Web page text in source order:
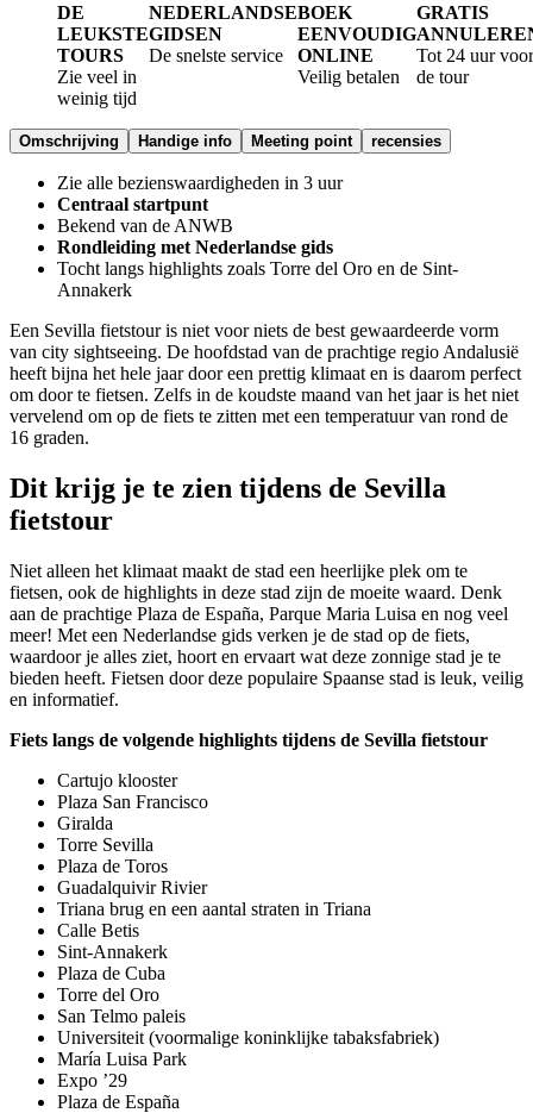
DE
LEUKSTE
TOURS
Zie veel in
weinig tijd
NEDERLANDSE
GIDSEN
De snelste service
BOEK
EENVOUDIG
ONLINE
Veilig betalen
GRATIS
Tot 24 uur voor
de tour
Omschrijving Handige info Meeting point recensies
Zie alle bezienswaardigheden in 3 uur
Centraal startpunt
Bekend van de ANWB
Rondleiding met Nederlandse gids
Tocht langs highlights zoals Torre del Oro en de Sint-
Annakerk
Een Sevilla fietstour is niet voor niets de best gewaardeerde vorm
van city sightseeing. De hoofdstad van de prachtige regio Andalusië
heeft bijna het hele jaar door een prettig klimaat en is daarom perfect
om door te fietsen. Zelfs in de koudste maand van het jaar is het niet
vervelend om op de fiets te zitten met een temperatuur van rond de
16 graden.
Dit krijg je te zien tijdens de Sevilla
fietstour
Niet alleen het klimaat maakt de stad een heerlijke plek om te
fietsen, ook de highlights in deze stad zijn de moeite waard. Denk
aan de prachtige Plaza de España, Parque Maria Luisa en nog veel
meer! Met een Nederlandse gids verken je de stad op de fiets,
waardoor je alles ziet, hoort en ervaart wat deze zonnige stad je te
bieden heeft. Fietsen door deze populaire Spaanse stad is leuk, veilig
en informatief.
Fiets langs de volgende highlights tijdens de Sevilla fietstour
Cartujo klooster
Plaza San Francisco
Giralda
Torre Sevilla
Plaza de Toros
Guadalquivir Rivier
Triana brug en een aantal straten in Triana
Calle Betis
Sint-Annakerk
Plaza de Cuba
Torre del Oro
San Telmo paleis
Universiteit (voormalige koninklijke tabaksfabriek)
María Luisa Park
Expo ’29
Plaza de España